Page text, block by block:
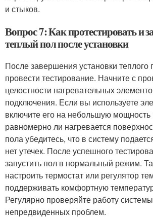
и стыков.
Вопрос 7: Как протестировать и
теплый пол после установки
После завершения установки
провести тестирование. Начните с
целостности нагревательных
подключения. Если вы используете
включите его на небольшую мощность
равномерно ли нагревается
пола убедитесь, что в систему
нет утечек. После успешного
запустить пол в нормальный режим.
настроить термостат или регулятор
поддерживать комфортную
Регулярно проверяйте работу
непредвиденных проблем.